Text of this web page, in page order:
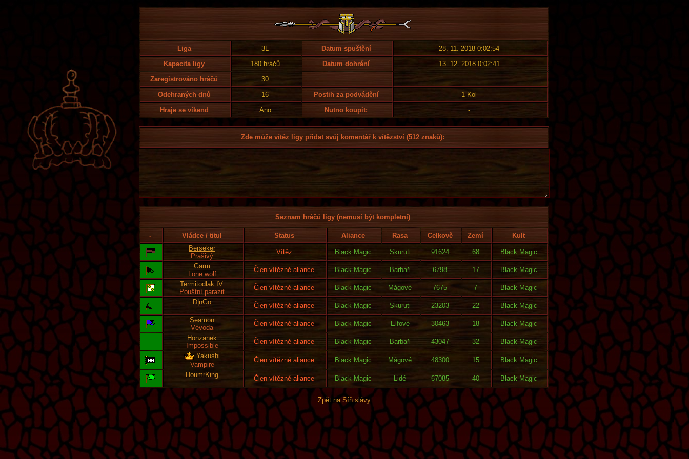
Liga 3L Datum spuštění
28. 11. 2018 0:02:54
Kapacita ligy
180 hráčů Datum dohrání
13. 12. 2018 0:02:41
Zaregistrováno hráčů
30
Odehraných dnů
16 Postih za podvádění
1 Kol
Hraje se víkend
Ano Nutno koupit: -
Zde může vítěz ligy přidat svůj komentář k vítězství (512 znaků):
Seznam hráčů ligy (nemusí být kompletní)
- Vládce / titul Status Aliance Rasa Celkově Zemí
Kult
Berseker
Prašivý
Vítěz Black Magic Skuruti 91624 68
Black Magic
Garm
Lone wolf
Člen vítězné aliance Black Magic Barbaři 6798 17
Black Magic
Termitodlak IV.
Pouštní parazit
Člen vítězné aliance Black Magic Mágové 7675 7
Black Magic
D|nGo
-
Člen vítězné aliance Black Magic Skuruti 23203 22
Black Magic
Seamon
Vévoda
Člen vítězné aliance Black Magic Elfové 30463 18
Black Magic
Honzanek
Impossible
Člen vítězné aliance Black Magic Barbaři 43047 32
Black Magic
Yakushi
Vampire
Člen vítězné aliance Black Magic Mágové 48300 15
Black Magic
HoumrKing
-
Člen vítězné aliance Black Magic Lidé 67085 40 Black Magic
Zpět na Síň slávy